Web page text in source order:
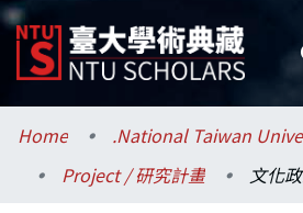
Communities & Collections
Research Outputs
Home
Project / 研究計畫